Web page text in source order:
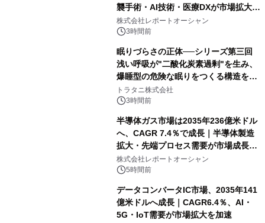
襲手術・AI技術・医療DXが市場拡大を
牽引
株式会社レポートオーシャン
3時間前
眠りづらさの正体──シリーズ第三回
浅い呼吸が"二酸化炭素過剰"を生み、
爆睡型の危険な眠りをつくる構造を解
説
トラタニ株式会社
3時間前
半導体ガス市場は2035年236億米ドル
へ、CAGR 7.4％で成長｜半導体製造
拡大・先端プロセス需要が市場成長を
加速
株式会社レポートオーシャン
5時間前
データコンバータIC市場、2035年141
億米ドルへ成長｜CAGR6.4％、AI・
5G・IoT需要が市場拡大を加速